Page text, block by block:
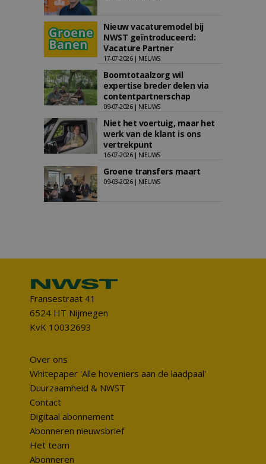
Nieuw vacaturemodel bij
NWST geïntroduceerd:
Vacature Partner
17-07-2026 | NIEUWS
Boomtotaalzorg wil
expertise breder delen via
contentpartnerschap
09-07-2026 | NIEUWS
Niet het voertuig, maar het
werk van de klant is ons
vertrekpunt
16-07-2026 | NIEUWS
Groene transfers maart
09-03-2026 | NIEUWS
Fransestraat 41
6524 HT Nijmegen
KvK 10032693
Over ons
Whitepaper 'Alle hoveniers aan de laadpaal'
Duurzaamheid & NWST
Contact
Digitaal abonnement
Abonneren nieuwsbrief
Het team
Abonneren